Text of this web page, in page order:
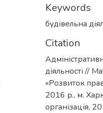
Keywords
будівельна
Citation
діяльності //
«Розвиток
2016 р., м.
організація,